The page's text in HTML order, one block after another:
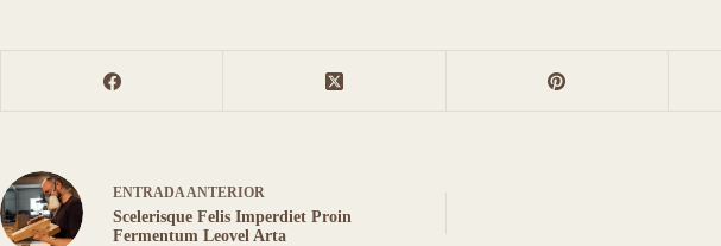
ENTRADA ANTERIOR
Scelerisque Felis Imperdiet Proin
Fermentum Leovel Arta